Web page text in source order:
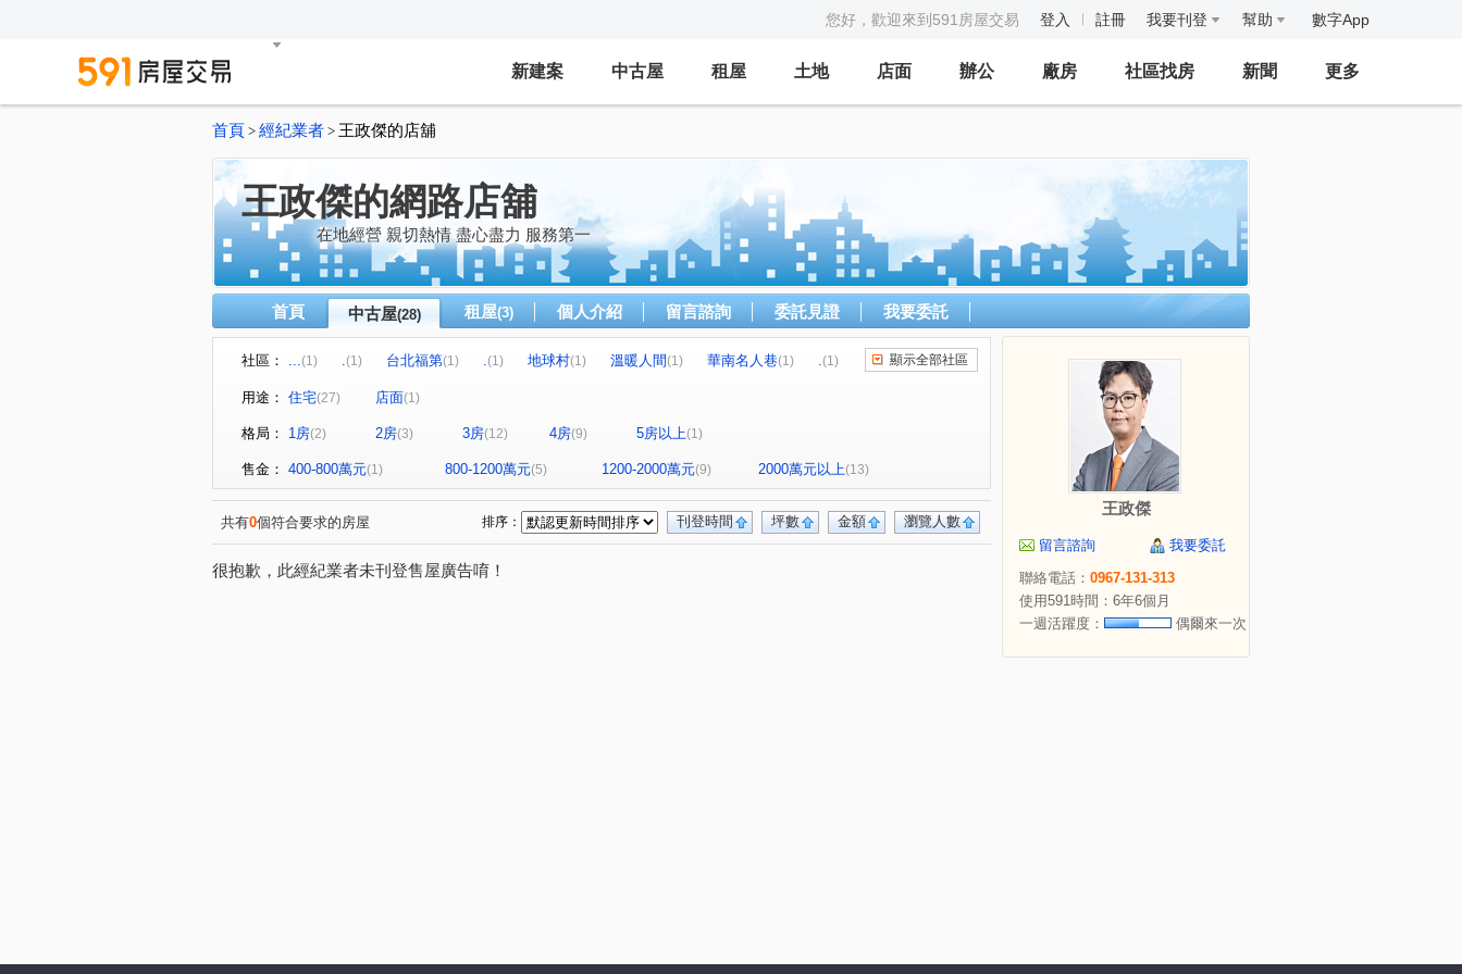
您好，歡迎來到591房屋交易 登入 註冊 我要刊登 幫助 數字App
新建案 中古屋 租屋 土地 店面 辦公 廠房 社區找房 新聞 更多
首頁 > 經紀業者 > 王政傑的店舖
王政傑的網路店舖
在地經營 親切熱情 盡心盡力 服務第一
首頁 中古屋(28) 租屋(3) 個人介紹 留言諮詢 委託見證 我要委託
社區： ...(1) .(1) 台北福第(1) .(1) 地球村(1) 溫暖人間(1) 華南名人巷(1) .(1)
菁山雅築
秀朗路三段 中正路 民權路 華福街 景新街(1)
圓通路(2) 景平路 保福路一段(1) 長江路一段 (1) 菁山路 自強路(1)
新生街(1) 環河西路一段(1) 民利街(2) 民生路(1) 連城路(1) 福和路(2)
中正路(1) 自由路(1) 民光街(1) 中山路三段(1)
顯示全部社區
用途： 住宅(27) 店面(1)
格局： 1房(2) 2房(3) 3房(12) 4房(9) 5房以上(1)
售金： 400-800萬元(1) 800-1200萬元(5) 1200-2000萬元(9) 2000萬元以上(13)
共有0個符合要求的房屋 瀏覽人數
金額
坪數
刊登時間
排序：
很抱歉，此經紀業者未刊登售屋廣告唷！
王政傑
留言諮詢
我要委託
聯絡電話： 0967-131-313
使用591時間：6年6個月
一週活躍度：
偶爾來一次